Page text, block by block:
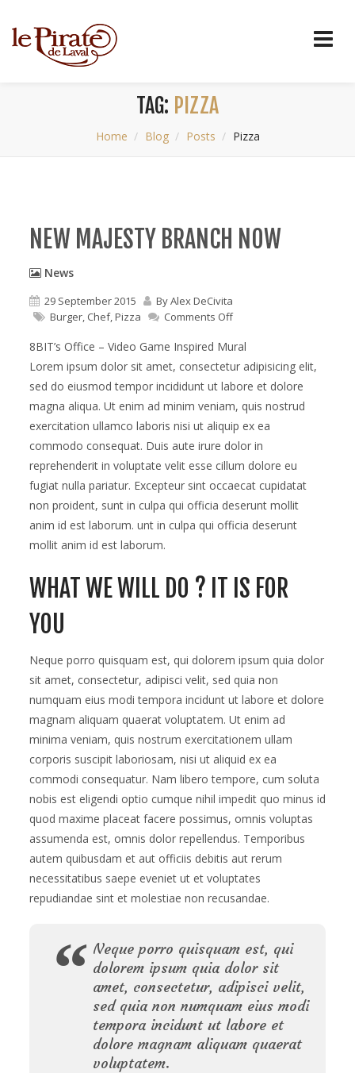
TAG: PIZZA
Home Blog Posts Pizza
NEW MAJESTY BRANCH NOW
News
29 September 2015 ByAlex DeCivita
Burger, Chef,Pizza Comments Offon
majesty
branch
now
8BIT’s Office – Video Game Inspired Mural
Lorem ipsum dolor sit amet, consectetur adipisicing elit,
sed do eiusmod tempor incididunt ut labore et dolore
magna aliqua. Ut enim ad minim veniam, quis nostrud
exercitation ullamco laboris nisi ut aliquip ex ea
commodo consequat. Duis aute irure dolor in
reprehenderit in voluptate velit esse cillum dolore eu
fugiat nulla pariatur. Excepteur sint occaecat cupidatat
non proident, sunt in culpa qui officia deserunt mollit
anim id est laborum. unt in culpa qui officia deserunt
mollit anim id est laborum.
WHAT WE WILL DO ? IT IS FOR
YOU
Neque porro quisquam est, qui dolorem ipsum quia dolor
sit amet, consectetur, adipisci velit, sed quia non
numquam eius modi tempora incidunt ut labore et dolore
magnam aliquam quaerat voluptatem. Ut enim ad
minima veniam, quis nostrum exercitationem ullam
corporis suscipit laboriosam, nisi ut aliquid ex ea
commodi consequatur. Nam libero tempore, cum soluta
nobis est eligendi optio cumque nihil impedit quo minus id
quod maxime placeat facere possimus, omnis voluptas
assumenda est, omnis dolor repellendus. Temporibus
autem quibusdam et aut officiis debitis aut rerum
necessitatibus saepe eveniet ut et voluptates
repudiandae sint et molestiae non recusandae.
Neque porro quisquam est, qui
dolorem ipsum quia dolor sit
amet, consectetur, adipisci velit,
sed quia non numquam eius modi
tempora incidunt ut labore et
dolore magnam aliquam quaerat
voluptatem.